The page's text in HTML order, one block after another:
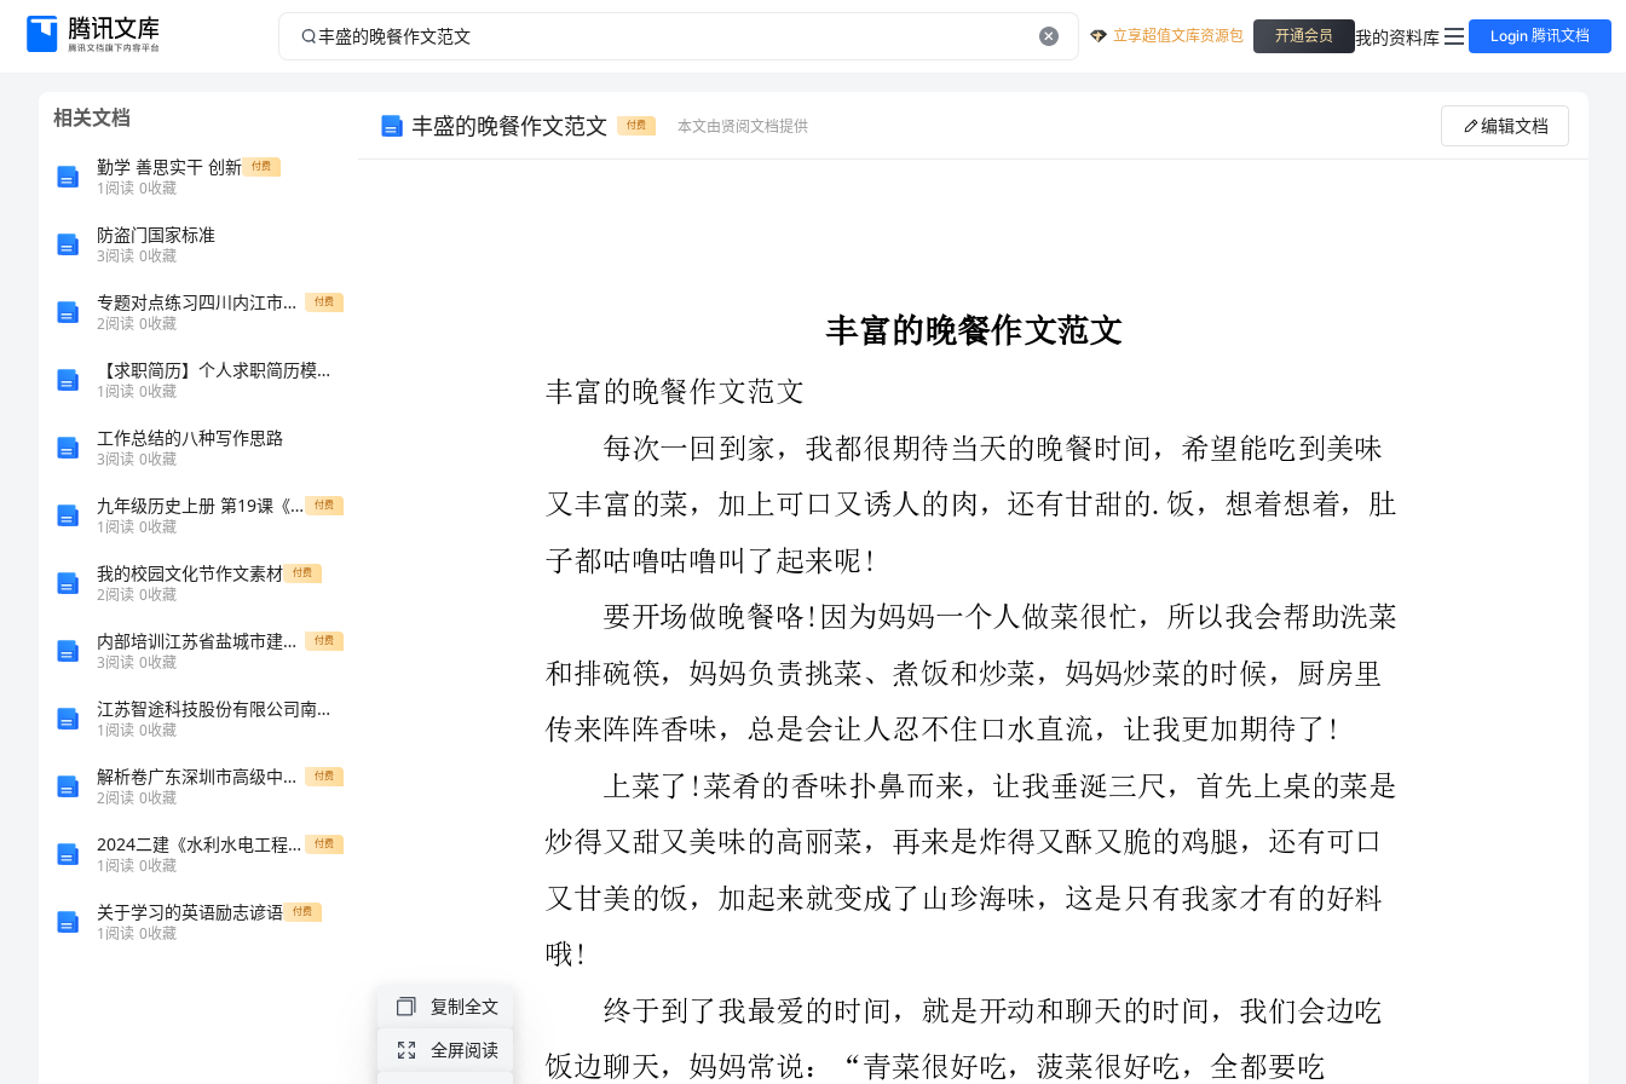
丰
立享超值文库资源包 开通会员 我的资料库 Login 腾讯文档
相关文档
勤学 善思实干 创新 付费
1阅读 0收藏
防盗门国家标准
3阅读 0收藏
专题对点练习四川内江市第六中学数学八年级下册三角形专项测评试卷（含答案详解） 付费
2阅读 0收藏
【求职简历】个人求职简历模板 共（7页）
1阅读 0收藏
工作总结的八种写作思路
3阅读 0收藏
九年级历史上册 第19课《缔约结盟的狂潮》同步训练 北师大版 付费
1阅读 0收藏
我的校园文化节作文素材 付费
2阅读 0收藏
内部培训江苏省盐城市建筑工程三类人员安全知识岗前培训及继续教育考试优选题库a4版打印 付费
3阅读 0收藏
江苏智途科技股份有限公司南通分公司介绍企业发展分析报告
1阅读 0收藏
解析卷广东深圳市高级中学数学人教版七年级下册数据的收集、整理与描述难点解析练习题（含答案解析） 付费
2阅读 0收藏
2024二建《水利水电工程专业管理与实务》模拟试题D卷 含答案 付费
1阅读 0收藏
关于学习的英语励志谚语 付费
1阅读 0收藏
丰盛的晚餐作文范文 付费 本文由贤阅文档提供 编辑文档
内容：“天天五蔬果，安康跟着走!”，所以我跟妹妹为了了要平衡
饮食，就乖乖吃了。
每次一回到家，我都很期待当天的晚餐时间，希望能吃到美味
上菜了!菜肴的香味扑鼻而来，让我垂涎三尺，首先上桌的菜是
炒得又甜又美味的高丽菜，再来是炸得又酥又脆的鸡腿，还有可口
终于到了我最爱的时间，就是开动和聊天的时间，我们会边吃
饭边聊天，妈妈常说：“青菜很好吃，菠菜很好吃，全都要吃
复制全文
全屏阅读